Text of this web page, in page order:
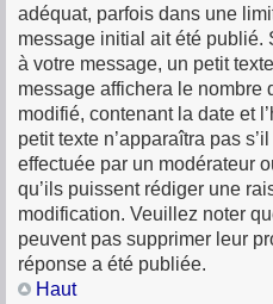
adéquat, parfois dans une
message initial ait été publié.
à votre message, un petit
message affichera le nombre
modifié, contenant la date et
petit texte n’apparaîtra pas
effectuée par un modérateur
qu’ils puissent rédiger une
modification. Veuillez noter
peuvent pas supprimer leur
réponse a été publiée.
Haut